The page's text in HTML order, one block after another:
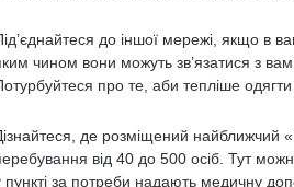
до іншої мережі, якщо в
чином вони можуть зв’язатися з
про те, аби тепліше
де розміщений найближчий
від 40 до 500 осіб. Тут
пункті за потреби надають медичну